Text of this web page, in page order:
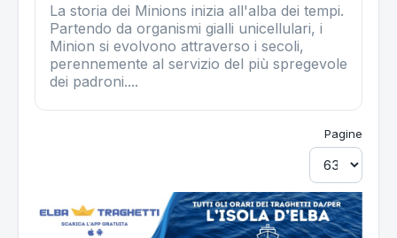
La storia dei Minions inizia all'alba dei tempi.
Partendo da organismi gialli unicellulari, i
Minion si evolvono attraverso i secoli,
perennemente al servizio del più spregevole
dei padroni....
Pagine